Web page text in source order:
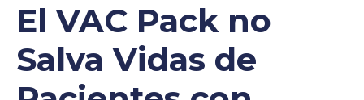
El VAC Pack no
Salva Vidas de